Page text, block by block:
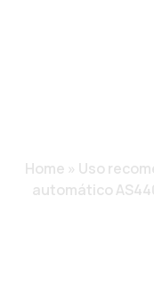
Home » Uso
automático